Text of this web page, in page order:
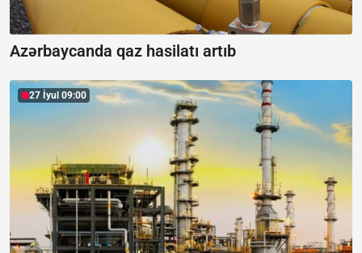
Azərbaycanda qaz hasilatı artıb
27 İyul 09:00